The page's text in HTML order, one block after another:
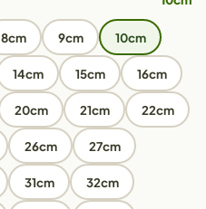
8cm 9cm 10cm
14cm 15cm 16cm
20cm 21cm 22cm
26cm 27cm
31cm 32cm